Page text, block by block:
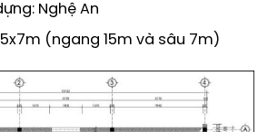
Nghệ An
(ngang 15m và sâu 7m)